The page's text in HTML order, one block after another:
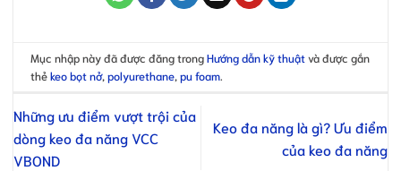
Mục nhập này đã được đăng trongHướng dẫn kỹ thuậtvà được gắn
thẻkeo bọt nở,polyurethane,pu foam.
Những ưu điểm vượt trội của
dòng keo đa năng VCC
VBOND
Keo đa năng là gì? Ưu điểm
của keo đa năng